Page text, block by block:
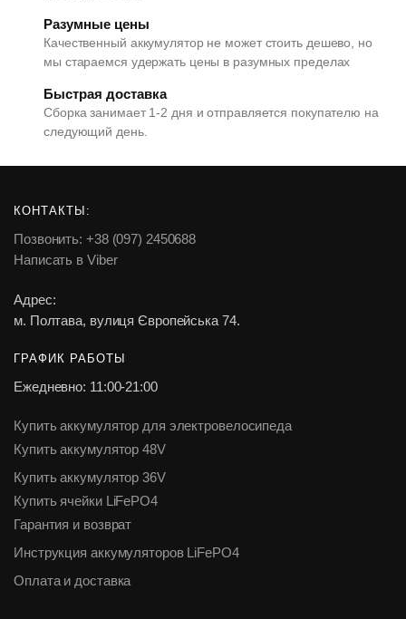
Разумные цены
Качественный аккумулятор не может стоить дешево, но
мы стараемся удержать цены в разумных пределах
Быстрая доставка
Сборка занимает 1-2 дня и отправляется покупателю на
следующий день.
КОНТАКТЫ:
Позвонить: +38 (097) 2450688
Написать в Viber
Адрес:
м. Полтава, вулиця Європейська 74.
ГРАФИК РАБОТЫ
Ежедневно: 11:00-21:00
Купить аккумулятор для электровелосипеда
Купить аккумулятор 48V
Купить аккумулятор 36V
Купить ячейки LiFePO4
Гарантия и возврат
Инструкция аккумуляторов LiFePO4
Оплата и доставка